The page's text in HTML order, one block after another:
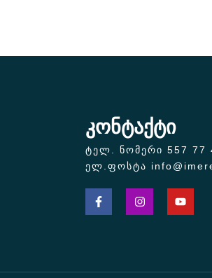
კონტაქტი
ტელ. ნომერი 557 77
ელ.ფოსტა